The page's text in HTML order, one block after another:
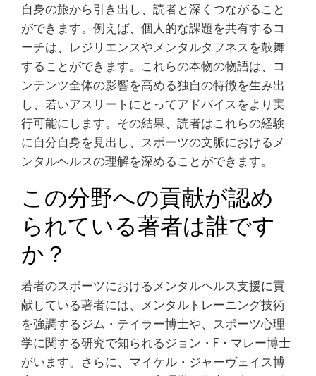
自身の旅から引き出し、読者と深くつながること
ができます。例えば、個人的な課題を共有するコ
ーチは、レジリエンスやメンタルタフネスを鼓舞
することができます。これらの本物の物語は、コ
ンテンツ全体の影響を高める独自の特徴を生み出
し、若いアスリートにとってアドバイスをより実
行可能にします。その結果、読者はこれらの経験
に自分自身を見出し、スポーツの文脈におけるメ
ンタルヘルスの理解を深めることができます。
この分野への貢献が認め
られている著者は誰です
か？
若者のスポーツにおけるメンタルヘルス支援に貢
献している著者には、メンタルトレーニング技術
を強調するジム・テイラー博士や、スポーツ心理
学に関する研究で知られるジョン・F・マレー博士
がいます。さらに、マイケル・ジャーヴェイス博